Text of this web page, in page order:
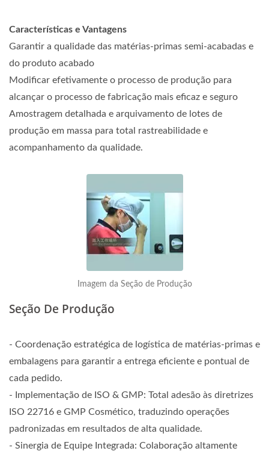
Características e Vantagens
Garantir a qualidade das matérias-primas semi-acabadas e
do produto acabado
Modificar efetivamente o processo de produção para
alcançar o processo de fabricação mais eficaz e seguro
Amostragem detalhada e arquivamento de lotes de
produção em massa para total rastreabilidade e
acompanhamento da qualidade.
Imagem da Seção de Produção
Seção De Produção
- Coordenação estratégica de logística de matérias-primas e
embalagens para garantir a entrega eficiente e pontual de
cada pedido.
- Implementação de ISO & GMP: Total adesão às diretrizes
ISO 22716 e GMP Cosmético, traduzindo operações
padronizadas em resultados de alta qualidade.
- Sinergia de Equipe Integrada: Colaboração altamente